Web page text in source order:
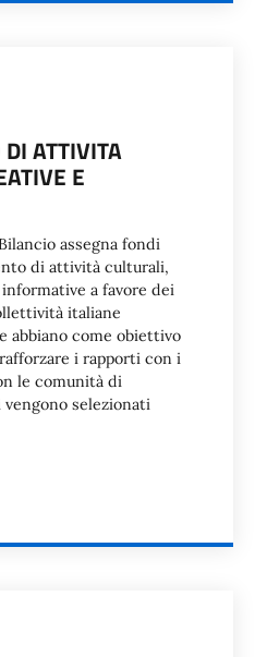
ATTIVITA
E
assegna fondi
di attività culturali,
a favore dei
italiane
abbiano come obiettivo
i rapporti con i
le comunità di
selezionati